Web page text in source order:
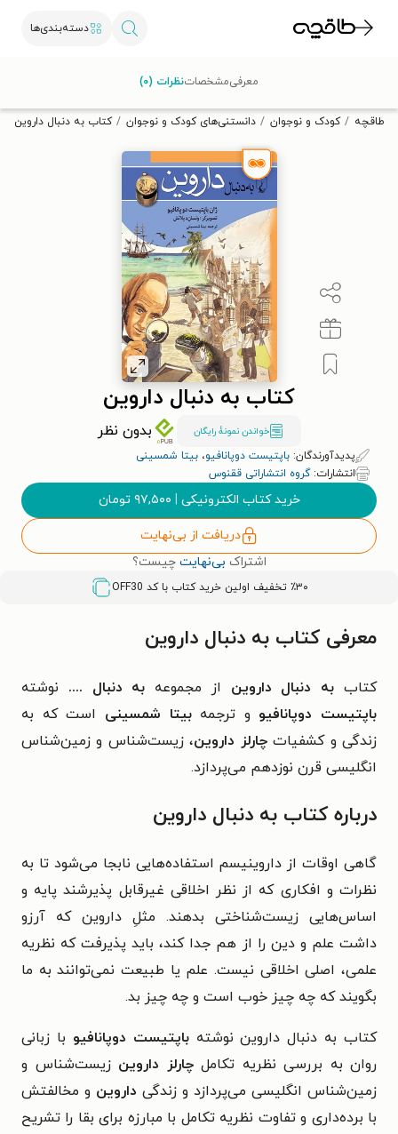
دسته‌بندی‌ها
تخفیف از طاقچه دریافت کن.
طاقچه کودک و نوجوان دانستنی‌های کودک و نوجوان کتاب به دنبال داروین
کتاب به دنبال داروین
خواندن نمونۀ رایگان بدون نظر
پدیدآورندگان: باپتیست دوپانافیو، بیتا شمسینی
انتشارات:گروه انتشاراتی ققنوس
خرید کتاب الکترونیکی | ۹۷,۵۰۰ تومان
دریافت از بی‌نهایت
اشتراک بی‌نهایت چیست؟
٪۳۰ تخفیف اولین خرید کتاب با کد OFF30
معرفیمشخصاتنظرات (۰)
معرفی کتاب به دنبال داروین
کتاب به دنبال داروین از مجموعه به دنبال .... نوشته
باپتیست دوپانافیو و ترجمه بیتا شمسینی است که به
زندگی و کشفیاتچارلز داروین، زیست‌شناس و زمین‌شناس
انگلیسی قرن نوزدهم می‌پردازد.
درباره کتاب به دنبال داروین
گاهی اوقات از داروینیسم استفاده‌هایی نابجا می‌شود تا به
نظرات و افکاری که از نظر اخلاقی غیرقابل پذیرشند پایه و
اساس‌هایی زیست‌شناختی بدهند. مثلِ داروین که آرزو
داشت علم و دین را از هم جدا کند، باید پذیرفت که نظریه
علمی، اصلی اخلاقی نیست. علم یا طبیعت نمی‌توانند به ما
بگویند که چه چیز خوب است و چه چیز بد.
کتاب به دنبال داروین نوشته باپتیست دوپانافیو با زبانی
روان به بررسی نظریه تکاملچارلز داروین زیست‌شناس و
زمین‌شناس انگلیسی می‌پردازد و زندگی داروین و مخالفتش
با برده‌داری و تفاوت نظریه تکامل با مبارزه برای بقا را تشریح